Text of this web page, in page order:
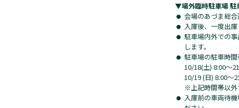
▼場外臨時駐車場 駐
会場のあづま総
入庫後、一度出
駐車場内外での
します。
駐車場の駐車時間
10/18(土) 8:00～
10/19 (日) 8:00～
※上記時間帯以外
入庫前の車両待